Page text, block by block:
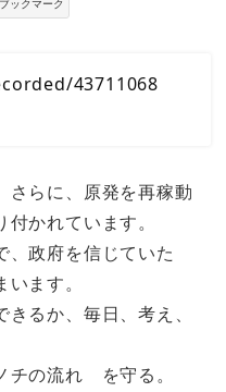
ブックマーク
43711068
さらに、原発を再稼動
かれています。
、政府を信じていた
います。
るか、毎日、考え、
の流れ を守る。